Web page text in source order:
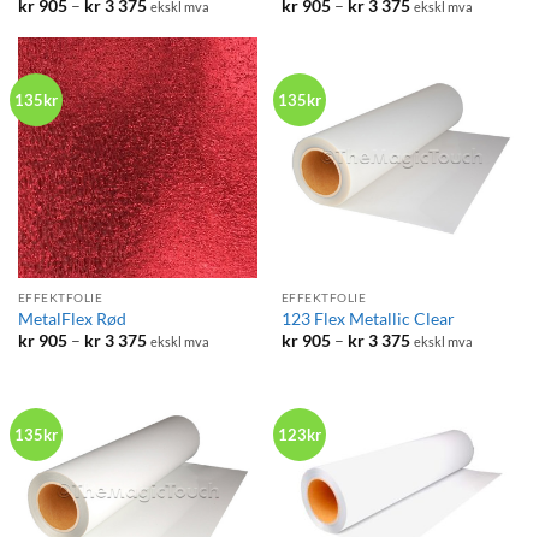
kr905 – kr3 375Prisområde:
til
kr 3
375
ekskl mva
kr905 – kr3 375Prisområde:
ekskl mva
135kr
EFFEKTFOLIE
MetalFlex Rød
kr905 – kr3 375Prisområde:
ekskl mva
135kr
EFFEKTFOLIE
123 Flex Metallic Clear
kr905 – kr3 375Prisområde:
ekskl mva
135kr 123kr